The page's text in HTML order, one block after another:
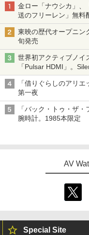
金ロー「ナウシカ」、
送のフリーレン」無料
東映の歴代オープニン
旬発売
世界初アクティブノイ
「Pulsar HDMI」。
「借りぐらしのアリ
第一夜
「バック・トゥ・ザ
腕時計。1985本限定
AV
Special Site